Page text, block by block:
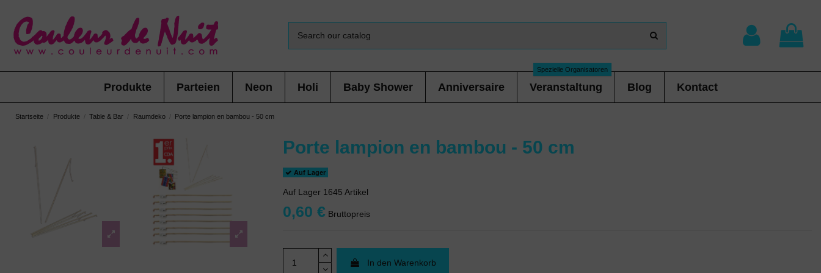
Produkte Parteien Neon Holi Baby Shower Anniversaire Veranstaltung
Spezielle Organisatoren
Blog Kontact
Startseite Produkte Table & Bar Raumdeko Porte lampion en bambou - 50 cm
Porte lampion en bambou - 50 cm
Auf Lager
Auf Lager 1645 Artikel
0,60 € Bruttopreis
In den Warenkorb